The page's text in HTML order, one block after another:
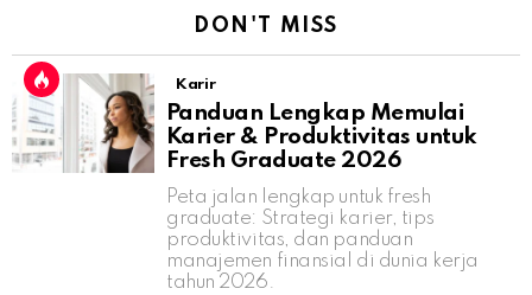
DON'T MISS
Karir
Panduan Lengkap Memulai
Karier & Produktivitas untuk
Fresh Graduate 2026
Peta jalan lengkap untuk fresh
graduate: Strategi karier, tips
produktivitas, dan panduan
manajemen finansial di dunia kerja
tahun 2026.